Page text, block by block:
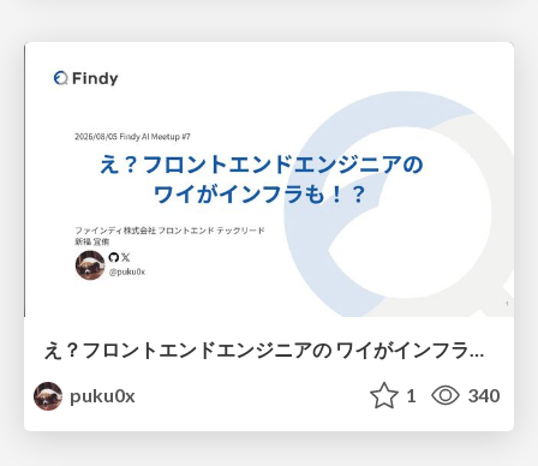
え？フロントエンドエンジニアの ワイがインフラも！？
puku0x
1 340